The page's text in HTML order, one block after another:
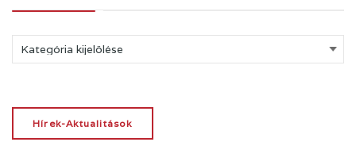
Hírek-Aktualitások